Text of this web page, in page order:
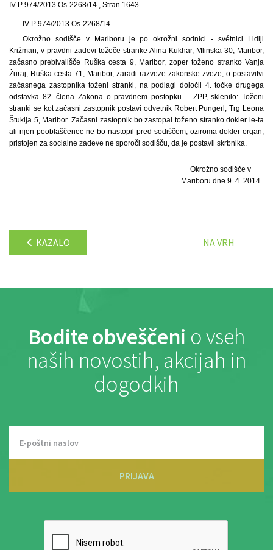
IV P 974/2013 Os-2268/14 , Stran 1643
IV P 974/2013 Os-2268/14
Okrožno sodišče v Mariboru je po okrožni sodnici - svétnici Lidiji
Križman, v pravdni zadevi tožeče stranke Alina Kukhar, Mlinska 30, Maribor,
začasno prebivališče Ruška cesta 9, Maribor, zoper toženo stranko Vanja
Žuraj, Ruška cesta 71, Maribor, zaradi razveze zakonske zveze, o postavitvi
začasnega zastopnika toženi stranki, na podlagi določil 4. točke drugega
odstavka 82. člena Zakona o pravdnem postopku – ZPP, sklenilo: Toženi
stranki se kot začasni zastopnik postavi odvetnik Robert Pungerl, Trg Leona
Štuklja 5, Maribor. Začasni zastopnik bo zastopal toženo stranko dokler le-ta
ali njen pooblaščenec ne bo nastopil pred sodiščem, oziroma dokler organ,
pristojen za socialne zadeve ne sporoči sodišču, da je postavil skrbnika.
Okrožno sodišče v
Mariboru dne 9. 4. 2014
KAZALO NA VRH
Bodite obveščeni o vseh
naših novostih, akcijah in
dogodkih
PRIJAVA